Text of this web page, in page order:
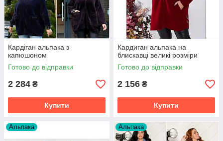
Кардіган альпака з
капюшоном
Готово до відправки
2 284 ₴
Купити
Кардиган альпака на
блискавці великі розміри
Готово до відправки
2 156 ₴
Купити
Альпака Альпака